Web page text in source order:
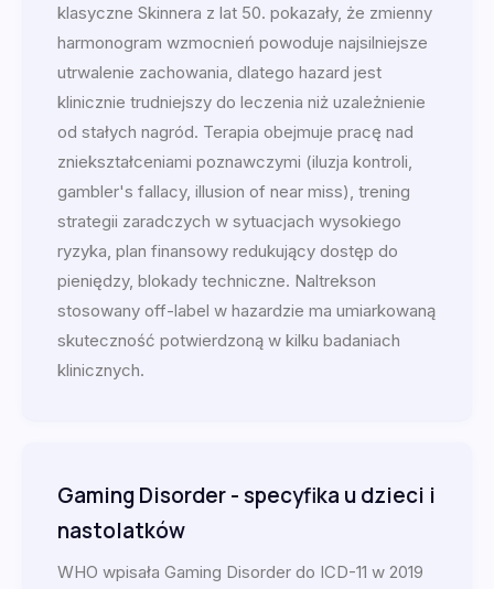
klasyczne Skinnera z lat 50. pokazały, że zmienny
harmonogram wzmocnień powoduje najsilniejsze
utrwalenie zachowania, dlatego hazard jest
klinicznie trudniejszy do leczenia niż uzależnienie
od stałych nagród. Terapia obejmuje pracę nad
zniekształceniami poznawczymi (iluzja kontroli,
gambler's fallacy, illusion of near miss), trening
strategii zaradczych w sytuacjach wysokiego
ryzyka, plan finansowy redukujący dostęp do
pieniędzy, blokady techniczne. Naltrekson
stosowany off-label w hazardzie ma umiarkowaną
skuteczność potwierdzoną w kilku badaniach
klinicznych.
Gaming Disorder - specyfika u dzieci i
nastolatków
WHO wpisała Gaming Disorder do ICD-11 w 2019